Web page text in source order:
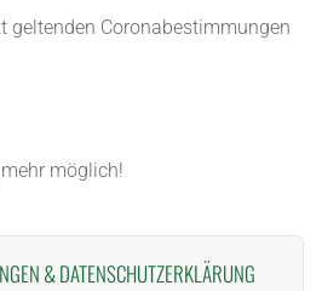
geltenden Coronabestimmungen
möglich!
&DATENSCHUTZERKLÄRUNG